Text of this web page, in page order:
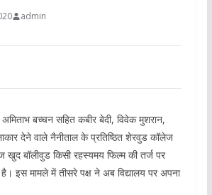
admin
बच्चन सहित कबीर बेदी, विवेक मुशरान,
देने वाले नैनीताल के प्रतिष्ठित शेरवुड कॉलेज
बॉलीवुड किसी रहस्यमय फिल्म की तर्ज पर
इस मामले में तीसरे पक्ष ने अब विद्यालय पर अपना